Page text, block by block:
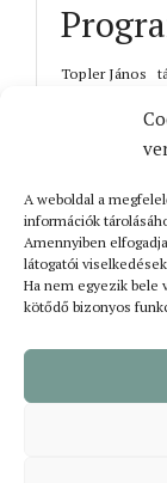
A weboldal a
információk
Amennyiben
látogatói
Ha nem egyezik bele
kötődő bizonyos
Topler János